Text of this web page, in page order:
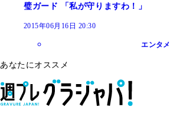
璧ガード 「私が守りますわ！」
2015年06月16日 20:30
エンタメ
あなたにオススメ